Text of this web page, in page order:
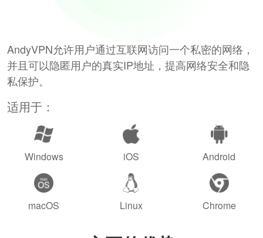
AndyVPN允许用户通过互联网访问一个私密的网络，
并且可以隐匿用户的真实IP地址，提高网络安全和隐
私保护。
适用于：
Windows iOS Android
macOS Linux Chrome